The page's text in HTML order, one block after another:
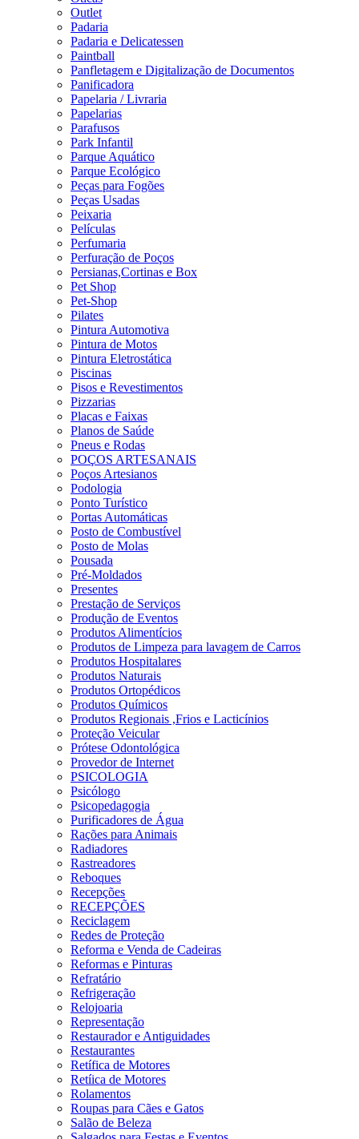
Outlet
Padaria
Padaria e Delicatessen
Paintball
Panfletagem e Digitalização de Documentos
Panificadora
Papelaria / Livraria
Papelarias
Parafusos
Park Infantil
Parque Aquático
Parque Ecológico
Peças para Fogões
Peças Usadas
Peixaria
Películas
Perfumaria
Perfuração de Poços
Persianas,Cortinas e Box
Pet Shop
Pet-Shop
Pilates
Pintura Automotiva
Pintura de Motos
Pintura Eletrostática
Piscinas
Pisos e Revestimentos
Pizzarias
Placas e Faixas
Planos de Saúde
Pneus e Rodas
POÇOS ARTESANAIS
Poços Artesianos
Podologia
Ponto Turístico
Portas Automáticas
Posto de Combustível
Posto de Molas
Pousada
Pré-Moldados
Presentes
Prestação de Serviços
Produção de Eventos
Produtos Alimentícios
Produtos de Limpeza para lavagem de Carros
Produtos Hospitalares
Produtos Naturais
Produtos Ortopédicos
Produtos Químicos
Produtos Regionais ,Frios e Lacticínios
Proteção Veicular
Prótese Odontológica
Provedor de Internet
PSICOLOGIA
Psicólogo
Psicopedagogia
Purificadores de Água
Rações para Animais
Radiadores
Rastreadores
Reboques
Recepções
RECEPÇÕES
Reciclagem
Redes de Proteção
Reforma e Venda de Cadeiras
Reformas e Pinturas
Refratário
Refrigeração
Relojoaria
Representação
Restaurador e Antiguidades
Restaurantes
Retífica de Motores
Retíica de Motores
Rolamentos
Roupas para Cães e Gatos
Salão de Beleza